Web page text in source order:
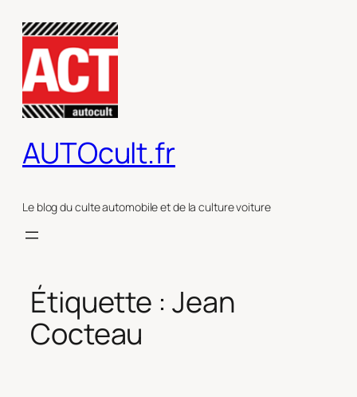
contenu
AUTOcult.fr
Le blog du culte automobile et de la culture voiture
Étiquette : Jean
Cocteau